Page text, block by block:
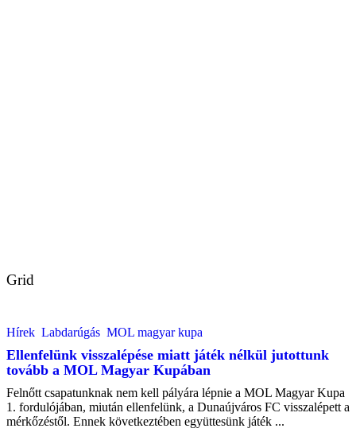
Grid
Hírek Labdarúgás MOL magyar kupa
Ellenfelünk visszalépése miatt játék nélkül jutottunk
tovább a MOL Magyar Kupában
Felnőtt csapatunknak nem kell pályára lépnie a MOL Magyar Kupa
1. fordulójában, miután ellenfelünk, a Dunaújváros FC visszalépett a
mérkőzéstől. Ennek következtében együttesünk játék ...